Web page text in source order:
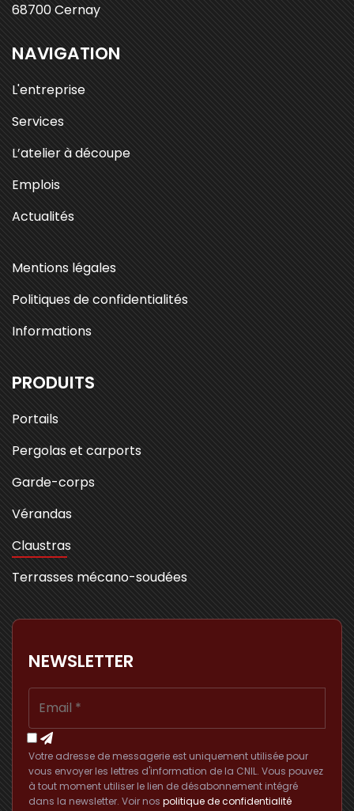
68700 Cernay
NAVIGATION
L'entreprise
Services
L’atelier à découpe
Emplois
Actualités
Mentions légales
Politiques de confidentialités
Informations
PRODUITS
Portails
Pergolas et carports
Garde-corps
Vérandas
Claustras
Terrasses mécano-soudées
NEWSLETTER
Votre adresse de messagerie est uniquement utilisée pour
vous envoyer les lettres d'information de la CNIL. Vous pouvez
à tout moment utiliser le lien de désabonnement intégré
dans la newsletter. Voir nos politique de confidentialité